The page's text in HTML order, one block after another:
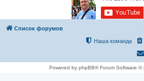
Список форумов
Наша команда
Powered by phpBB® Forum Software ©